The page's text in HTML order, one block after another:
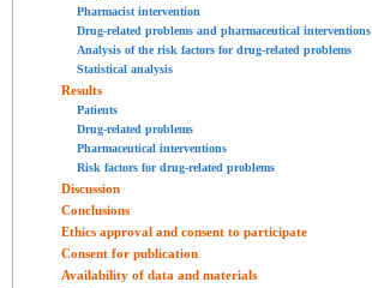
Pharmacist intervention
Drug-related problems and pharmaceutical interventions
Analysis of the risk factors for drug-related problems
Statistical analysis
Results
Patients
Drug-related problems
Pharmaceutical interventions
Risk factors for drug-related problems
Discussion
Conclusions
Ethics approval and consent to participate
Consent for publication
Availability of data and materials